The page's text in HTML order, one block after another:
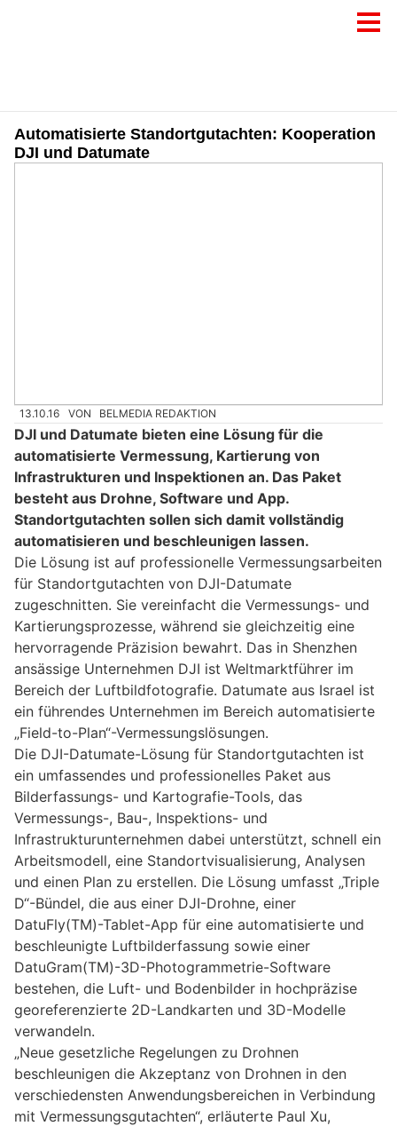
Automatisierte Standortgutachten: Kooperation
DJI und Datumate
13.10.16 VON BELMEDIA REDAKTION
DJI und Datumate bieten eine Lösung für die
automatisierte Vermessung, Kartierung von
Infrastrukturen und Inspektionen an. Das Paket
besteht aus Drohne, Software und App.
Standortgutachten sollen sich damit vollständig
automatisieren und beschleunigen lassen.
Die Lösung ist auf professionelle Vermessungsarbeiten
für Standortgutachten von DJI-Datumate
zugeschnitten. Sie vereinfacht die Vermessungs- und
Kartierungsprozesse, während sie gleichzeitig eine
hervorragende Präzision bewahrt. Das in Shenzhen
ansässige Unternehmen DJI ist Weltmarktführer im
Bereich der Luftbildfotografie. Datumate aus Israel ist
ein führendes Unternehmen im Bereich automatisierte
„Field-to-Plan“-Vermessungslösungen.
Die DJI-Datumate-Lösung für Standortgutachten ist
ein umfassendes und professionelles Paket aus
Bilderfassungs- und Kartografie-Tools, das
Vermessungs-, Bau-, Inspektions- und
Infrastrukturunternehmen dabei unterstützt, schnell ein
Arbeitsmodell, eine Standortvisualisierung, Analysen
und einen Plan zu erstellen. Die Lösung umfasst „Triple
D“-Bündel, die aus einer DJI-Drohne, einer
DatuFly(TM)-Tablet-App für eine automatisierte und
beschleunigte Luftbilderfassung sowie einer
DatuGram(TM)-3D-Photogrammetrie-Software
bestehen, die Luft- und Bodenbilder in hochpräzise
georeferenzierte 2D-Landkarten und 3D-Modelle
verwandeln.
„Neue gesetzliche Regelungen zu Drohnen
beschleunigen die Akzeptanz von Drohnen in den
verschiedensten Anwendungsbereichen in Verbindung
mit Vermessungsgutachten“, erläuterte Paul Xu,